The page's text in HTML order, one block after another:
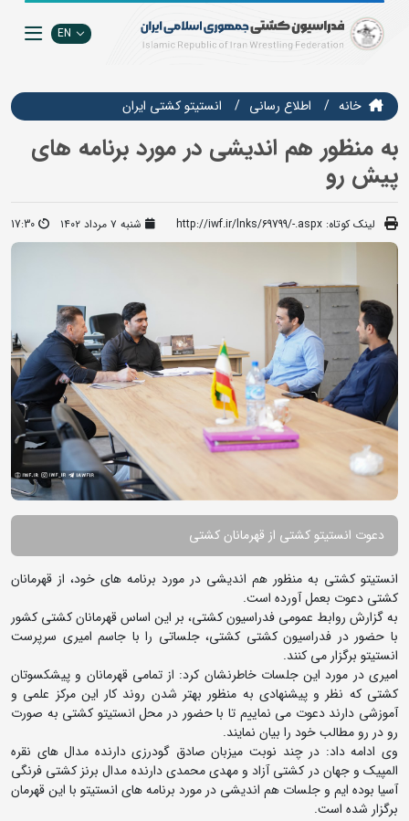
EN
خانه اطلاع رسانی انستيتو كشتي ايران
به منظور هم اندیشی در مورد برنامه های
پیش رو
لینک کوتاه: http://iwf.ir/lnks/69799/-.aspx شنبه ۷ مرداد ۱۴۰۲ 17:30
دعوت انستیتو کشتی از قهرمانان کشتی
انستیتو کشتی به منظور هم اندیشی در مورد برنامه های خود، از قهرمانان
کشتی دعوت بعمل آورده است.
به گزارش روابط عمومی فدراسیون کشتی، بر این اساس قهرمانان کشتی کشور
با حضور در فدراسیون کشتی کشتی، جلساتی را با جاسم امیری سرپرست
انستیتو برگزار می کنند.
امیری در مورد این جلسات خاطرنشان کرد: از تمامی قهرمانان و پیشکسوتان
کشتی که نظر و پیشنهادی به منظور بهتر شدن روند کار این مرکز علمی و
آموزشی دارند دعوت می نماییم تا با حضور در محل انستیتو کشتی به صورت
رو در رو مطالب خود را بیان نمایند.
وی ادامه داد: در چند نوبت میزبان صادق گودرزی دارنده مدال های نقره
المپیک و جهان در کشتی آزاد و مهدی محمدی دارنده مدال برنز کشتی فرنگی
آسیا بوده ایم و جلسات هم اندیشی در مورد برنامه های انستیتو با این قهرمان
برگزار شده است.